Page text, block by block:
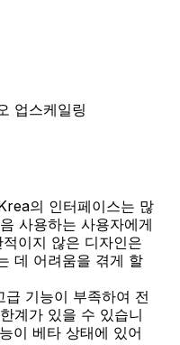
업스케일링
의 인터페이스는 많
사용하는 사용자에게
이지 않은 디자인은
데 어려움을 겪게 할
기능이 부족하여 전
계가 있을 수 있습니
이 베타 상태에 있어